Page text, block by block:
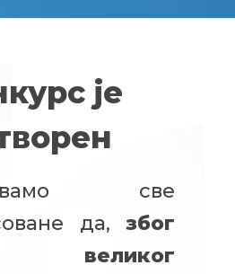
је
све
да, због
великог